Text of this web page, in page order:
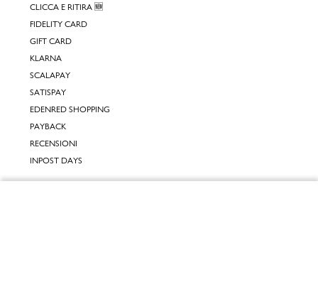
CLICCA E RITIRA 🆕
FIDELITY CARD
GIFT CARD
KLARNA
SCALAPAY
SATISPAY
EDENRED SHOPPING
PAYBACK
RECENSIONI
INPOST DAYS